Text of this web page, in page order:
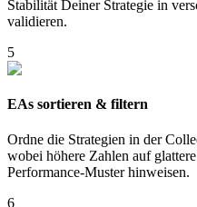
Stabilität Deiner Strategie in
validieren.
5
EAs sortieren & filtern
Ordne die Strategien in der
wobei höhere Zahlen auf
Performance-Muster hinweisen.
6